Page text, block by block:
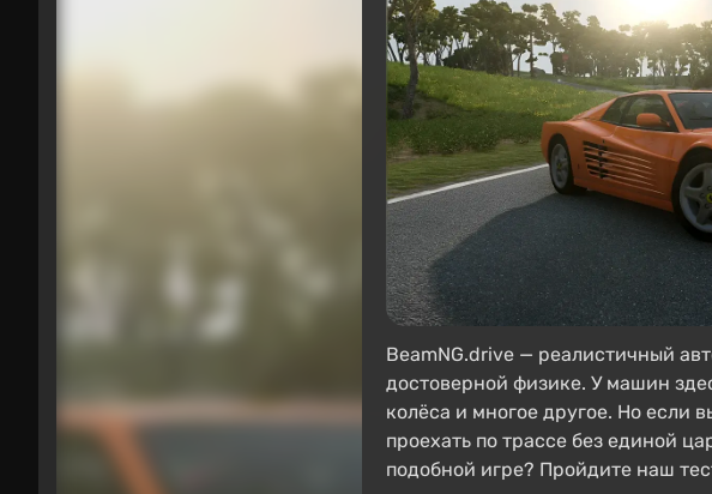
BeamNG.drive — реалистичный
достоверной физике. У машин
колёса и многое другое. Но если
проехать по трассе без единой
подобной игре? Пройдите наш